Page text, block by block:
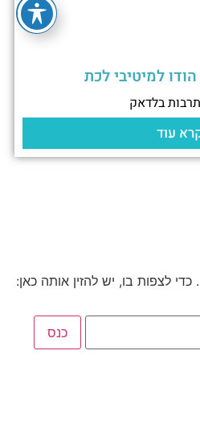
למיטיבי לכת
בלדאק
עוד
לצפות בו, יש להזין אותה כאן: